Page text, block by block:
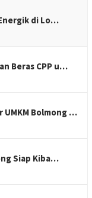
di Lo…
Beras CPP u…
UMKM Bolmong …
Siap Kiba…